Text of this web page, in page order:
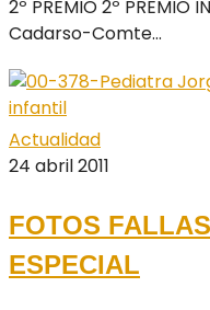
2º PREMIO 2º PREMIO
Cadarso-Comte...
Actualidad
24 abril 2011
FOTOS
ESPECIAL